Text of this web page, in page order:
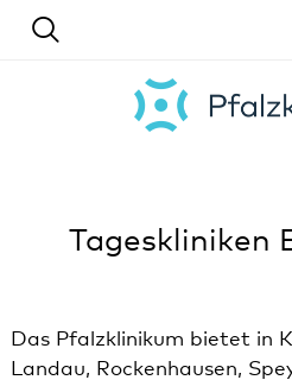
Tageskliniken
Das Pfalzklinikum bietet in
Landau, Rockenhausen,